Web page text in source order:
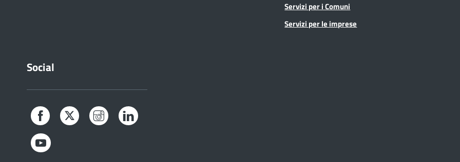
Servizi per i Comuni
Servizi per le imprese
Social
Facebook Twitter Instagram